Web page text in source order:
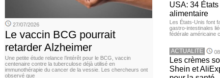
27/07/2026
Le vaccin BCG pourrait
retarder Alzheimer
Une petite étude relance l’intérêt pour le BCG, vaccin
centenaire contre la tuberculose déjà utilisé en
immunothérapie du cancer de la vessie. Les chercheurs ont
observé que
USA: 34
alimentaire
Les États-Unis font
gastro-intestinales
fédérale américaine
ACTUALITE
Les crèmes
Shein et